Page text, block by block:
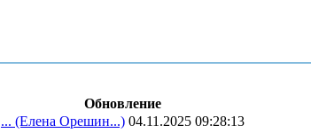
Обновление
... (Елена Орешин...) 04.11.2025 09:28:13